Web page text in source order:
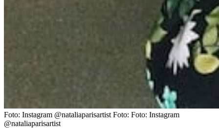
Foto: Instagram @nataliaparisartist Foto: Foto: Instagram
@nataliaparisartist